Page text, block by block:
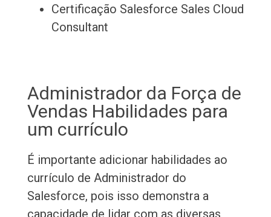
Certificação Salesforce Sales Cloud
Consultant
Administrador da Força de
Vendas Habilidades para
um currículo
É importante adicionar habilidades ao
currículo de Administrador do
Salesforce, pois isso demonstra a
capacidade de lidar com as diversas